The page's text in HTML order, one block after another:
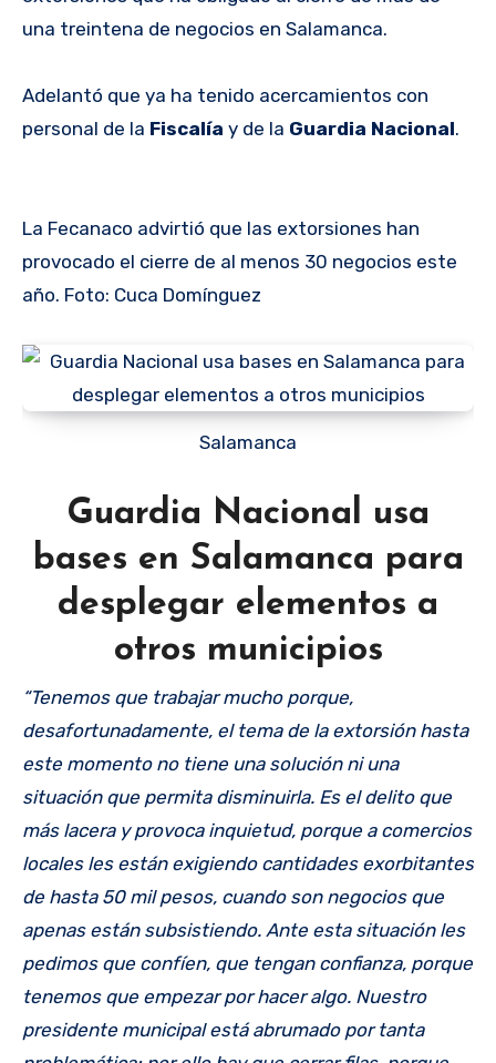
una treintena de negocios en Salamanca.
Adelantó que ya ha tenido acercamientos con
personal de la Fiscalía y de la Guardia Nacional.
La Fecanaco advirtió que las extorsiones han
provocado el cierre de al menos 30 negocios este
año. Foto: Cuca Domínguez
Salamanca
Guardia Nacional usa
bases en Salamanca para
desplegar elementos a
otros municipios
“Tenemos que trabajar mucho porque,
desafortunadamente, el tema de la extorsión hasta
este momento no tiene una solución ni una
situación que permita disminuirla. Es el delito que
más lacera y provoca inquietud, porque a comercios
locales les están exigiendo cantidades exorbitantes
de hasta 50 mil pesos, cuando son negocios que
apenas están subsistiendo. Ante esta situación les
pedimos que confíen, que tengan confianza, porque
tenemos que empezar por hacer algo. Nuestro
presidente municipal está abrumado por tanta